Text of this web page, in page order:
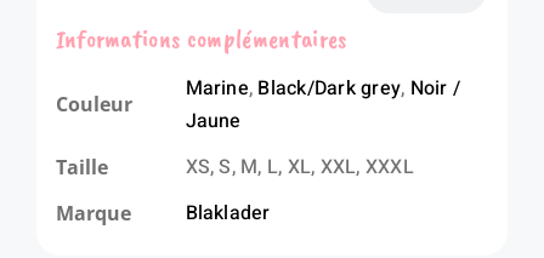
Informations complémentaires
Couleur
Marine, Black/Dark grey, Noir /
Jaune
Taille XS, S, M, L, XL, XXL, XXXL
Marque Blaklader